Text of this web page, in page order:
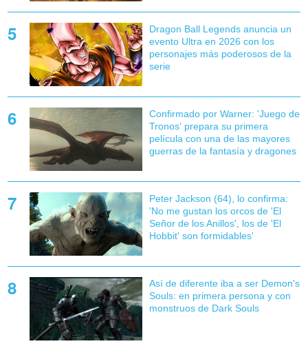
Dragon Ball Legends anuncia un
evento Ultra en 2026 con los
personajes más poderosos de la
serie
Confirmado por Warner: 'Juego de
Tronos' prepara su primera
película con una de las mayores
guerras de la fantasía y dragones
Peter Jackson (64), lo confirma:
'No me gustan los orcos de 'El
Señor de los Anillos', los de 'El
Hobbit' son formidables'
Así de diferente iba a ser Demon's
Souls: en primera persona y con
monstruos de Dark Souls